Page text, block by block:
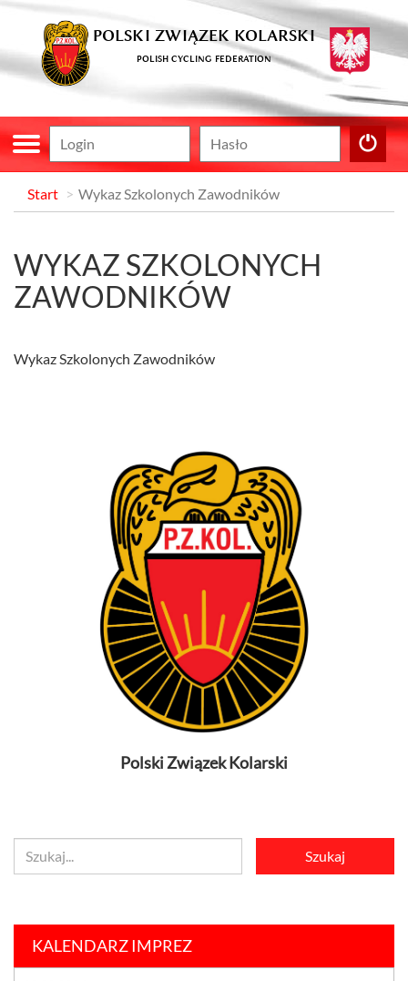
POLSKI ZWIĄZEK KOLARSKI
POLISH CYCLING FEDERATION
Start Wykaz Szkolonych Zawodników
WYKAZ SZKOLONYCH
ZAWODNIKÓW
Wykaz Szkolonych Zawodników
Polski Związek Kolarski
KALENDARZ IMPREZ